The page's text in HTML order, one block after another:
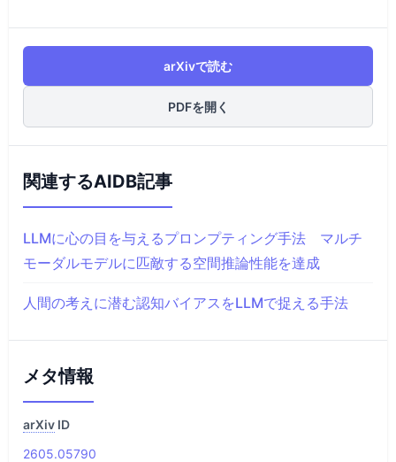
arXivで読む
PDFを開く
関連するAIDB記事
LLMに心の目を与えるプロンプティング手法 マルチ
モーダルモデルに匹敵する空間推論性能を達成
人間の考えに潜む認知バイアスをLLMで捉える手法
メタ情報
arXiv ID
2605.05790